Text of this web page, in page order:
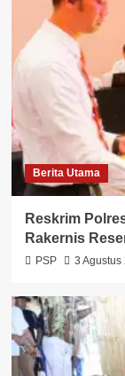
Berita Utama
Reskrim
Rakernis
PSP 3 Agustus